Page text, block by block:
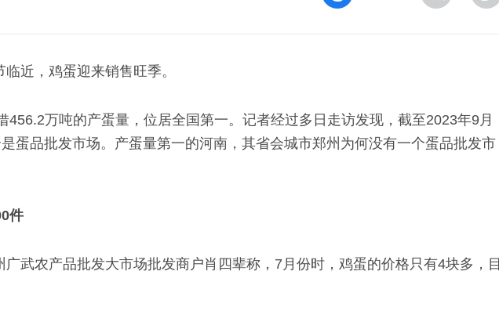
近，鸡蛋迎来销售旺季。
万吨的产蛋量，位居全国第一。记者经过多日走访发现，截至2023年9月
蛋品批发市场。产蛋量第一的河南，其省会城市郑州为何没有一个蛋品批发市
件
武农产品批发大市场批发商户肖四辈称，7月份时，鸡蛋的价格只有4块多，目